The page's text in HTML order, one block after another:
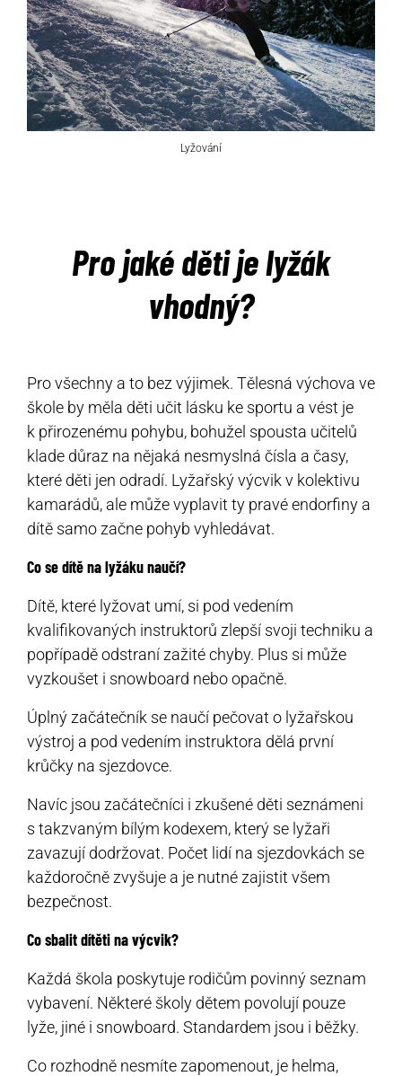
Lyžování
Pro jaké děti je lyžák
vhodný?
Pro všechny a to bez výjimek. Tělesná výchova ve
škole by měla děti učit lásku ke sportu a vést je
k přirozenému pohybu, bohužel spousta učitelů
klade důraz na nějaká nesmyslná čísla a časy,
které děti jen odradí. Lyžařský výcvik v kolektivu
kamarádů, ale může vyplavit ty pravé endorfiny a
dítě samo začne pohyb vyhledávat.
Co se dítě na lyžáku naučí?
Dítě, které lyžovat umí, si pod vedením
kvalifikovaných instruktorů zlepší svoji techniku a
popřípadě odstraní zažité chyby. Plus si může
vyzkoušet i snowboard nebo opačně.
Úplný začátečník se naučí pečovat o lyžařskou
výstroj a pod vedením instruktora dělá první
krůčky na sjezdovce.
Navíc jsou začátečníci i zkušené děti seznámeni
s takzvaným bílým kodexem, který se lyžaři
zavazují dodržovat. Počet lidí na sjezdovkách se
každoročně zvyšuje a je nutné zajistit všem
bezpečnost.
Co sbalit dítěti na výcvik?
Každá škola poskytuje rodičům povinný seznam
vybavení. Některé školy dětem povolují pouze
lyže, jiné i snowboard. Standardem jsou i běžky.
Co rozhodně nesmíte zapomenout, je helma,